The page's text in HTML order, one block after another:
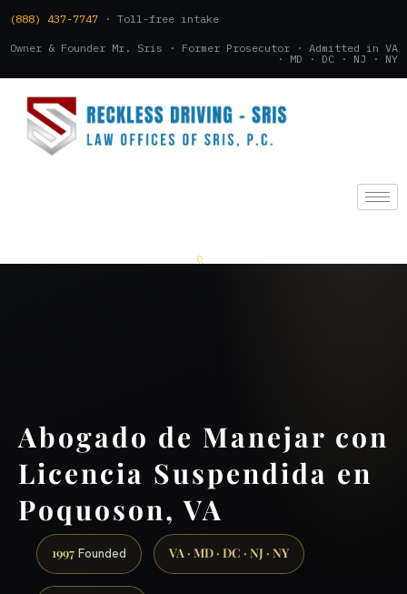
(888) 437-7747 · Toll-free intake
Owner & Founder Mr. Sris · Former Prosecutor · Admitted in VA
· MD · DC · NJ · NY
Abogado de Manejar con
Licencia Suspendida en
Poquoson, VA
1997 Founded VA · MD · DC · NJ · NY